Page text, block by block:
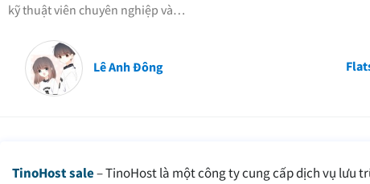
kỹ thuật viên chuyên nghiệp và…
Lê Anh Đông
TinoHost sale– TinoHost là một công ty cung cấp dịch vụ lưu